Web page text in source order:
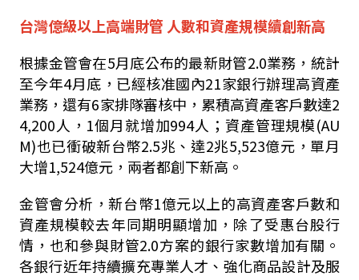
台灣億級以上高端財管 人數和資產規模續創新高
根據金管會在5月底公布的最新財管2.0業務，統計
至今年4月底，已經核准國內21家銀行辦理高資產
業務，還有6家排隊審核中，累積高資產客戶數達2
4,200人，1個月就增加994人；資產管理規模(AU
M)也已衝破新台幣2.5兆、達2兆5,523億元，單月
大增1,524億元，兩者都創下新高。
金管會分析，新台幣1億元以上的高資產客戶數和
資產規模較去年同期明顯增加，除了受惠台股行
情，也和參與財管2.0方案的銀行家數增加有關。
各銀行近年持續擴充專業人才、強化商品設計及服